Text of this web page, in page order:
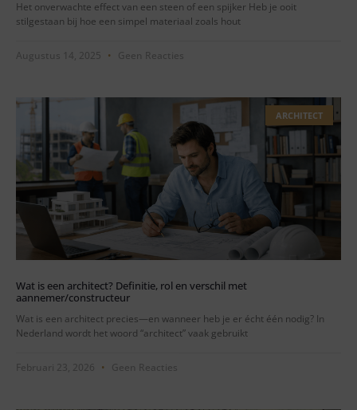
Het onverwachte effect van een steen of een spijker Heb je ooit
stilgestaan bij hoe een simpel materiaal zoals hout
Augustus 14, 2025 Geen Reacties
ARCHITECT
Wat is een architect? Definitie, rol en verschil met
aannemer/constructeur
Wat is een architect precies—en wanneer heb je er écht één nodig? In
Nederland wordt het woord “architect” vaak gebruikt
Februari 23, 2026 Geen Reacties